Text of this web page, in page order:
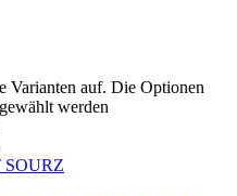
Varianten auf. Die Optionen
werden